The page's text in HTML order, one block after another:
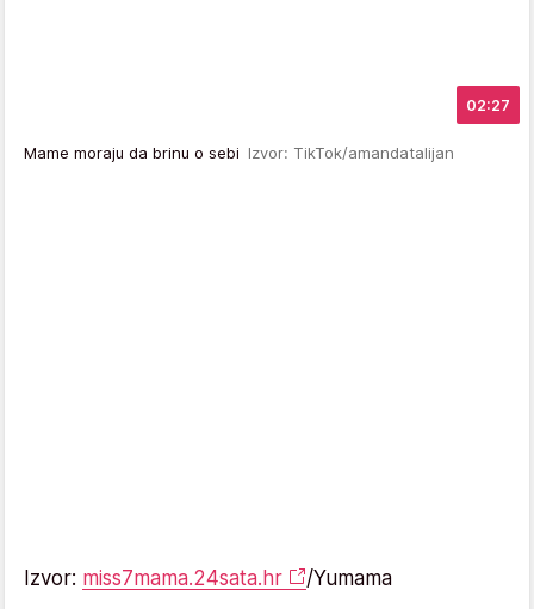
02:27
Mame moraju da brinu o sebi Izvor: TikTok/amandatalijan
Izvor: miss7mama.24sata.hr /Yumama